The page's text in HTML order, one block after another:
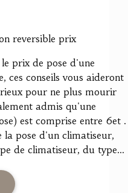
reversible prix
prix de pose d'une
ces conseils vous aideront
pour ne plus mourir
admis qu'une
est comprise entre 6et .
pose d'un climatiseur,
de climatiseur, du type...